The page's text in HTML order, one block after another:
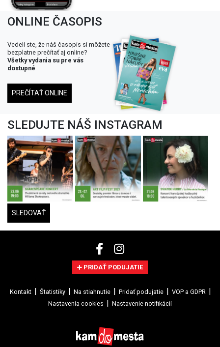
ONLINE ČASOPIS
Vedeli ste, že náš časopis si môžete
bezplatne prečítať aj online?
Všetky vydania su pre vás
dostupné
PREČÍTAŤ ONLINE
SLEDUJTE NÁŠ INSTAGRAM
SLEDOVAŤ
PRIDAŤ PODUJATIE
Kontakt Štatistiky Na stiahnutie Pridať podujatie
VOP a GDPR
Nastavenia cookies
Nastavenie notifikácií